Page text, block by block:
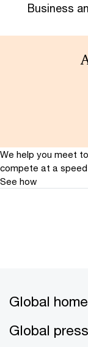
Business
We help you meet
compete at a
See how
Global home
Global